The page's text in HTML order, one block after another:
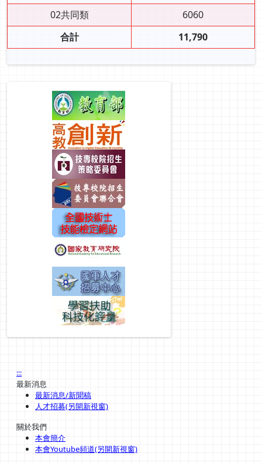
02共同類
6060
合計
11,790
:::
最新消息
最新消息/新聞稿
人才招募(另開新視窗)
關於我們
本會簡介
本會Youtube頻道(另開新視窗)